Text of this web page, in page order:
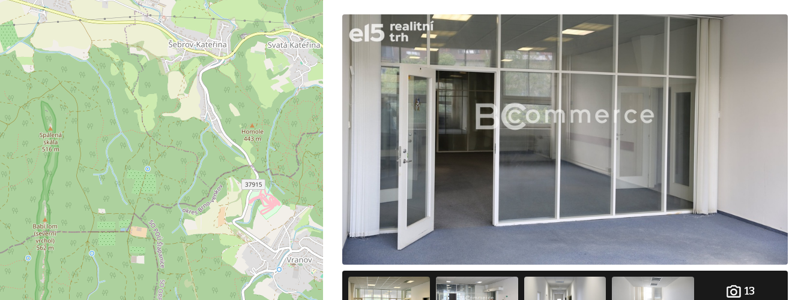
13